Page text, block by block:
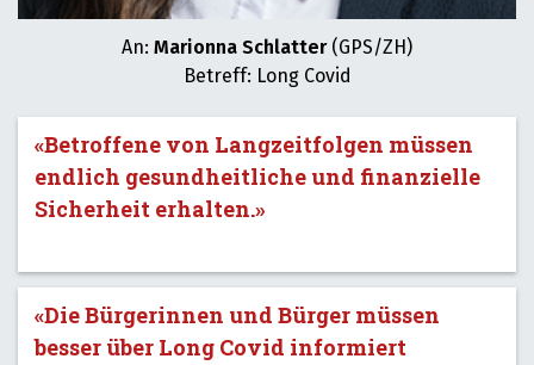
An: Marionna Schlatter(GPS/ZH)
Betreff: Long Covid
«Betroffene von Langzeitfolgen müssen
endlich gesundheitliche und finanzielle
Sicherheit erhalten.»
«Die Bürgerinnen und Bürger müssen
besser über Long Covid informiert